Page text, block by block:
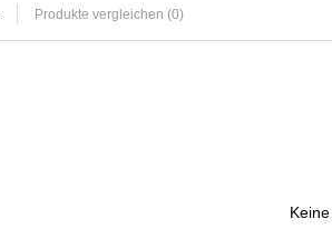
Produkte vergleichen (0)